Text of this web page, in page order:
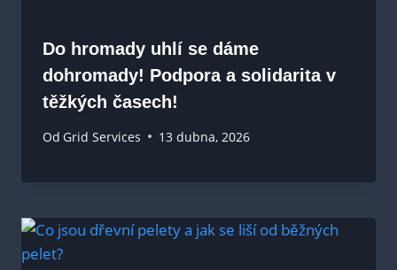
Do hromady uhlí se dáme
dohromady! Podpora a solidarita v
těžkých časech!
Od Grid Services 13 dubna, 2026